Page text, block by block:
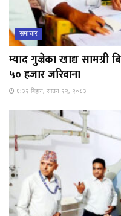
समाचार
म्याद गुज्रेका खाद्य सामग्री
५० हजार जरिवाना
६:३२ बिहान, साउन २२, २०८३